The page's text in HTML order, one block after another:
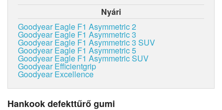
Nyári
Goodyear Eagle F1 Asymmetric 2
Goodyear Eagle F1 Asymmetric 3
Goodyear Eagle F1 Asymmetric 3 SUV
Goodyear Eagle F1 Asymmetric 5
Goodyear Eagle F1 Asymmetric SUV
Goodyear Efficientgrip
Goodyear Excellence
Hankook defekttűrő gumi